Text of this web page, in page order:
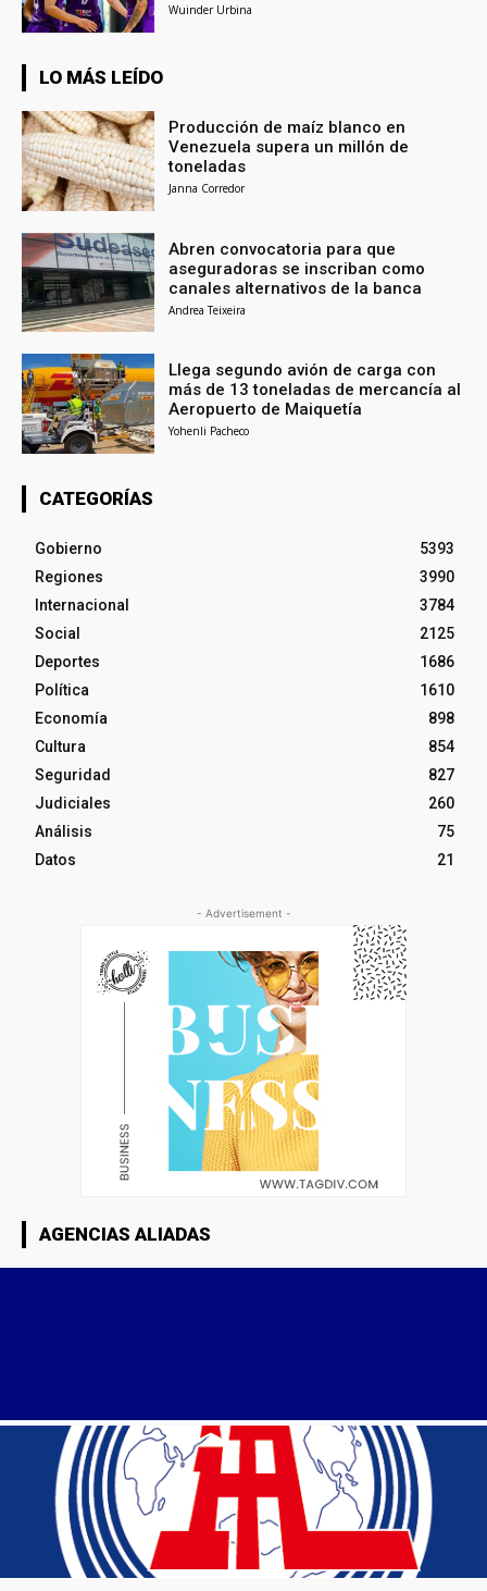
Wuinder Urbina
LO MÁS LEÍDO
Producción de maíz blanco en
Venezuela supera un millón de
toneladas
Janna Corredor
Abren convocatoria para que
aseguradoras se inscriban como
canales alternativos de la banca
Andrea Teixeira
Llega segundo avión de carga con
más de 13 toneladas de mercancía al
Aeropuerto de Maiquetía
Yohenli Pacheco
CATEGORÍAS
Gobierno
5393
Regiones
3990
Internacional
3784
Social
2125
Deportes
1686
Política
1610
Economía
898
Cultura
854
Seguridad
827
Judiciales
260
Análisis
75
Datos
21
- Advertisement -
AGENCIAS ALIADAS